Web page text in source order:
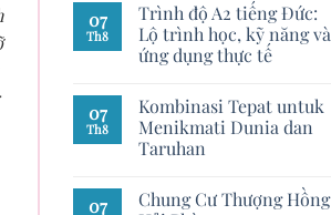
07
Th8
Trình độ A2 tiếng Đức:
Lộ trình học, kỹ năng và
ứng dụng thực tế
07
Th8
Kombinasi Tepat untuk
Menikmati Dunia dan
Taruhan
07
Chung Cư Thượng Hồng